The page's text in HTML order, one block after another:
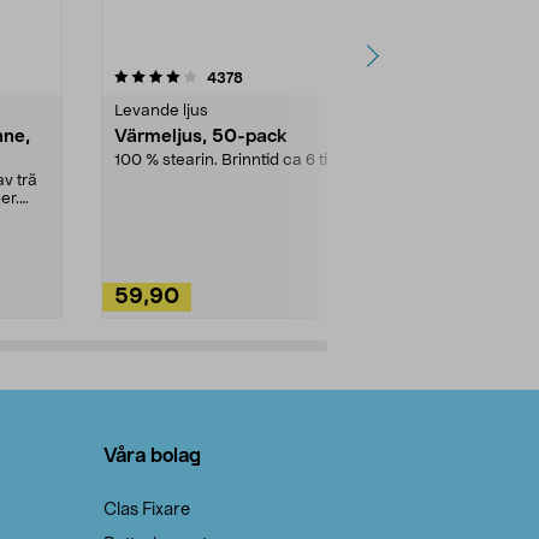
trä
4378recensioner
Levande ljus
Värmeljus, 50-pack
100 % stearin. Brinntid ca 6 tim.
59,90
4.5av 5 stjärnor
Våra bolag
Clas Fixare